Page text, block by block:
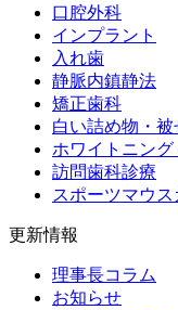
口腔外科
インプラント
入れ歯
静脈内鎮静法
矯正歯科
白い詰め物・被
ホワイトニン
訪問歯科診療
スポーツマウス
更新情報
理事長コラム
お知らせ